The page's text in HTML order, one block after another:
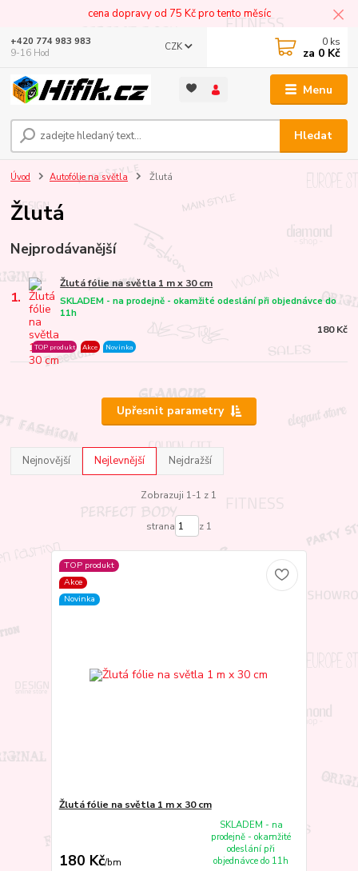
cena dopravy od 75 Kč pro tento měsíc
Menu
CZK
Hledat
+420 774 983 983
9-16 Hod
0 ks
za 0 Kč
Úvod Autofólie na světla Žlutá
Žlutá
Nejprodávanější
1.
Žlutá fólie na světla 1 m x 30 cm
SKLADEM - na prodejně - okamžité odeslání při objednávce do
11h
TOP produkt Akce Novinka
180 Kč
Upřesnit parametry
Nejnovější Nejlevnější Nejdražší
Zobrazuji 1-1 z 1
strana z 1
TOP produkt
Akce
Novinka
Žlutá fólie na světla 1 m x 30 cm
180 Kč/bm
SKLADEM - na
prodejně - okamžité
odeslání při
objednávce do 11h